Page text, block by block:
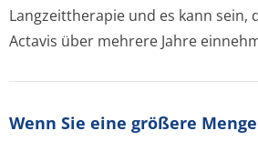
Langzeittherapie und es kann sein,
Actavis über mehrere Jahre
Wenn Sie eine größere